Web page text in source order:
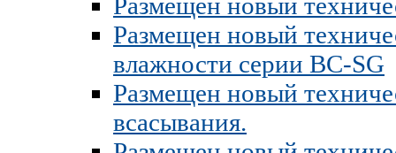
Размещен новый
влажности серии BC-SG
Размещен новый
всасывания.